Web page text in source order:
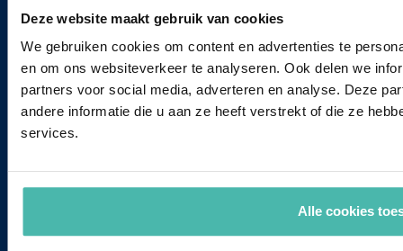
Deze website maakt gebruik van cookies
We gebruiken cookies om content en advertenties te
en om ons websiteverkeer te analyseren. Ook delen we
partners voor social media, adverteren en analyse. Deze
andere informatie die u aan ze heeft verstrekt of die ze
services.
Alle cookies
Contact
Onze
klanten
reviews
Veelgestelde
Ziggo
Ziggo
Sport
Ziggo
Vodafone
en